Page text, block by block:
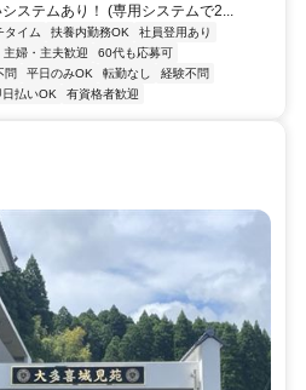
ステムあり！ (専用システムで2...
タイム 扶養内勤務OK
社員登用あり
主婦・主夫歓迎
60代も応募可
問 平日のみOK 転勤なし
経験不問
日払いOK 有資格者歓迎